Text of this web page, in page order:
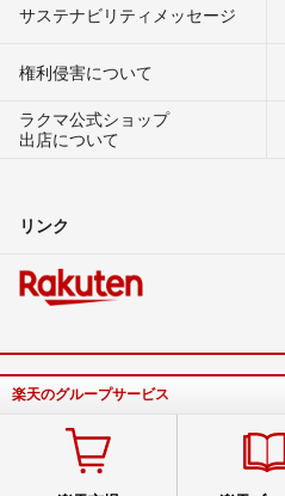
サステナビリティメッセージ
権利侵害について
ラクマ公式ショップ
出店について
リンク
楽天のグループサービス